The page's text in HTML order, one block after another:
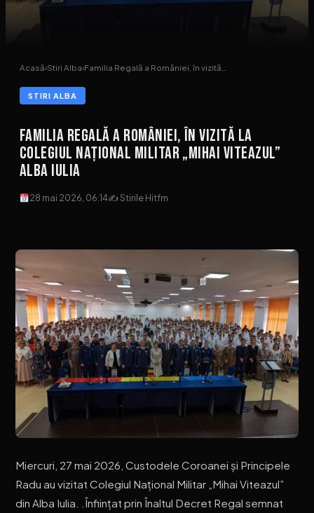
Acasă›Stiri Alba›Familia Regală a României, în vizită…
STIRI ALBA
Familia Regală a României, în vizită la
Colegiul Național Militar „Mihai Viteazul”
Alba Iulia
28 mai 2026, 06:14✍ Stirile Hitfm
Miercuri, 27 mai 2026, Custodele Coroanei și Principele
Radu au vizitat Colegiul Național Militar „Mihai Viteazul”
din Alba Iulia. .Înființat prin Înaltul Decret Regal semnat